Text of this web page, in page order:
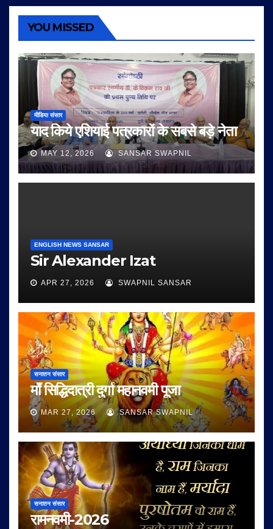
YOU MISSED
मीडिया संसार
याद किये एशियाई पत्रकारों के सबसे बड़े नेता
MAY 12, 2026 SANSAR SWAPNIL
ENGLISH NEWS SANSAR
Sir Alexander Izat
APR 27, 2026 SWAPNIL SANSAR
सनातन संसार
माँ सिद्धिदात्री दुर्गा महानवमी पूजा
MAR 27, 2026 SANSAR SWAPNIL
सनातन संसार
रामनवमी-2026